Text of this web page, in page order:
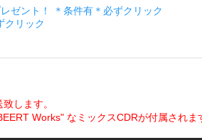
ゼント！ ＊条件有＊必ずクリック
クリック
します。
Works" なミックスCDRが付属されま